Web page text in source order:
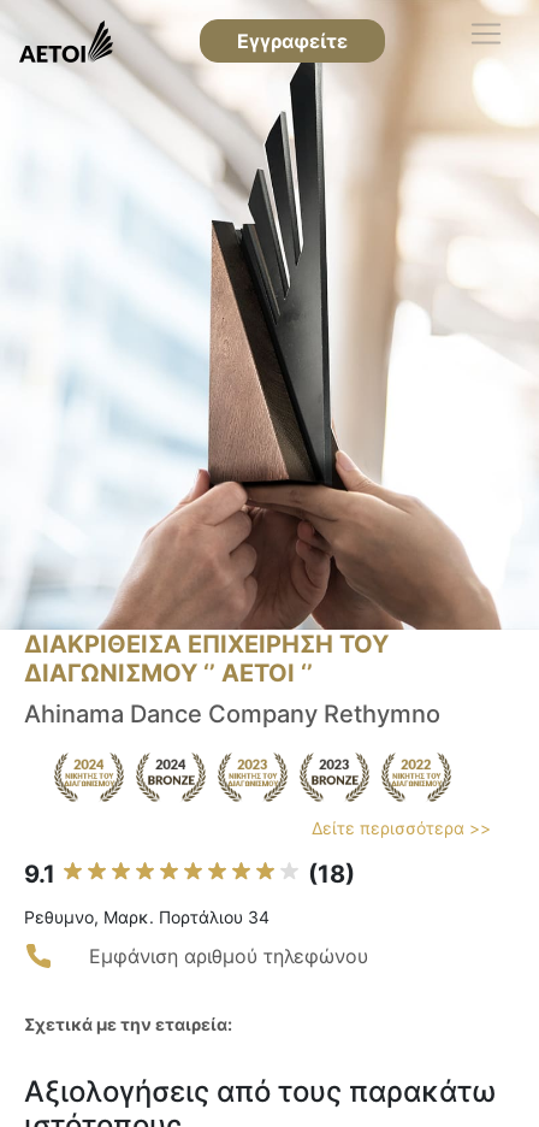
Εγγραφείτε
ΔΙΑΚΡΙΘΕΙΣΑ ΕΠΙΧΕΙΡΗΣΗ ΤΟΥ
ΔΙΑΓΩΝΙΣΜΟΥ ‘’ ΑΕΤΟΙ ‘’
Ahinama Dance Company Rethymno
Δείτε περισσότερα >>
9.1 (18)
Ρεθυμνο, Μαρκ. Πορτάλιου 34
Εμφάνιση αριθμού τηλεφώνου
Σχετικά με την εταιρεία:
Αξιολογήσεις από τους παρακάτω